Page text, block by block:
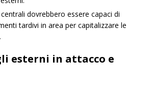
dovrebbero essere capaci di
tardivi in area per capitalizzare le
esterni in attacco e